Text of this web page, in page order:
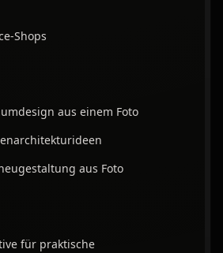
Shops
aus einem Foto
aus Foto
für praktische